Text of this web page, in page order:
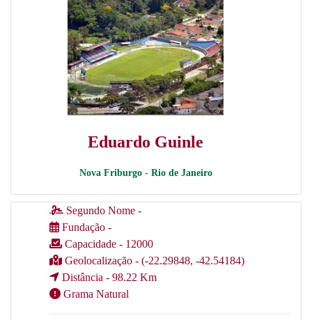
Eduardo Guinle
Nova Friburgo - Rio de Janeiro
Segundo Nome -
Fundação -
Capacidade - 12000
Geolocalização - (-22.29848, -42.54184)
Distância - 98.22 Km
Grama Natural